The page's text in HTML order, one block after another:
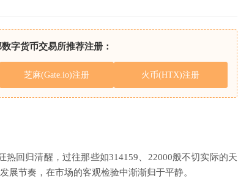
字货币交易所推荐注册：
芝麻(Gate.io)注册 火币(HTX)注册
回归清醒，过往那些如314159、22000般不切实际的天
展节奏，在市场的客观检验中渐渐归于平静。